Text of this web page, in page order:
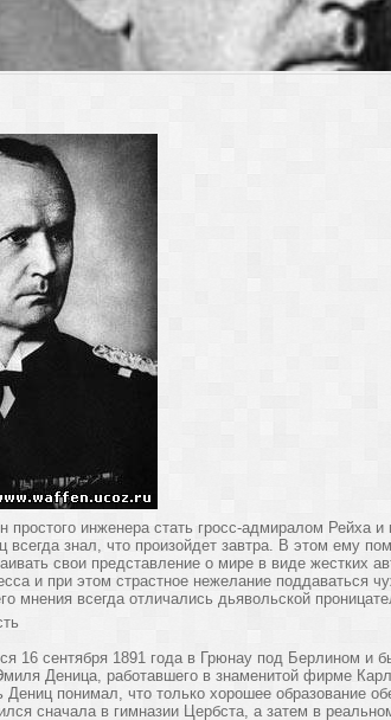
простого инженера стать гросс-адмиралом Рейха
всегда знал, что произойдет завтра. В этом ему
свои представление о мире в виде жестких
и при этом страстное нежелание поддаваться
мнения всегда отличались дьявольской
16 сентября 1891 года в Грюнау под Берлином и
Деница, работавшего в знаменитой фирме
понимал, что только хорошее образование
сначала в гимназии Цербста, а затем в